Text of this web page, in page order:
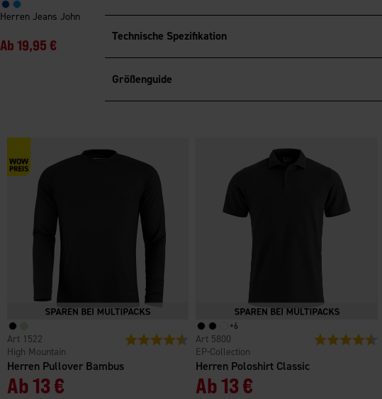
Herren Jeans John
Ab19,95 € Technische Spezifikation
Größenguide
4.6 von 5 Sternen
Herren Pullover Bambus
High Mountain
1522
Ab13 €
Bewertung: 4.5 von 5 Sternen
+6
Herren Poloshirt Classic
EP-Collection
5800
Ab13 €
Bewertung: